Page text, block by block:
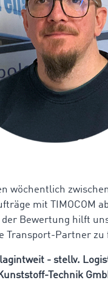
wöchentlich
mit TIMOCOM
der Bewertung hilft
Transport-Partner zu
- stellv.
Technik